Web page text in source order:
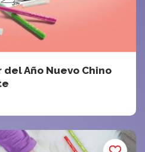
Año Nuevo Chino